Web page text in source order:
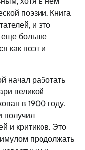
поэзии. Книга
и это
еще больше
как поэт и
начал работать
великой
в 1900 году.
получил
и критиков. Это
продолжать